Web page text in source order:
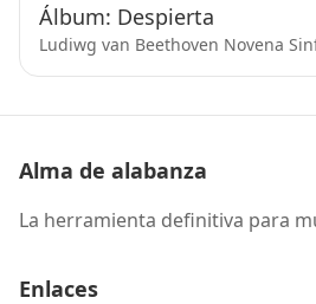
Álbum: Despierta
Ludiwg van Beethoven Novena
Alma de alabanza
La herramienta definitiva para
Enlaces